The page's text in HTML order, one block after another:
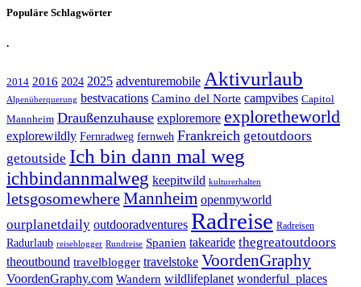
Populäre Schlagwörter
.
2014 2016 2024 2025 adventuremobile Aktivurlaub
Alpenüberquerung bestvacations Camino del Norte campvibes Capitol
Mannheim Draußenzuhause exploremore exploretheworld
explorewildly Fernradweg fernweh Frankreich getoutdoors
getoutside Ich bin dann mal weg
ichbindannmalweg keepitwild kulturerhalten
letsgosomewhereMannheim openmyworld
ourplanetdaily outdooradventures Radreise Radreisen
Radurlaub reiseblogger Rundreise Spanien takearide thegreatoutdoors
theoutbound travelblogger travelstoke VoordenGraphy
VoordenGraphy.com Wandern wildlifeplanet wonderful_places